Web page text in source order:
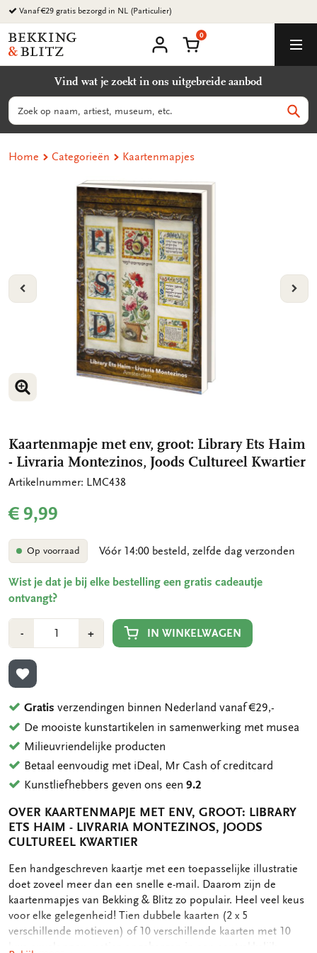
Ga
naar
content
Vanaf €29 gratis bezorgd in NL (Particulier)
Bekking
&
B.V.
account
Winkelmand
0
Vind wat je zoekt in ons uitgebreide aanbod
Zoeken
Home Categorieën Kaartenmapjes
VORIGE
VERGROOT AFBEELDING
VERGROOT AFBEELDING
Kaartenmapje met env, groot: Library Ets Haim
- Livraria Montezinos, Joods Cultureel Kwartier
Artikelnummer: LMC438
€ 9,99
Op voorraad Vóór 14:00 besteld, zelfde dag verzonden
Wist je dat je bij elke bestelling een gratis cadeautje
ontvangt?
-Min
1
+Plus
1
IN WINKELWAGEN
TOEVOEGEN AAN VERLANGLIJST
Gratis verzendingen binnen Nederland vanaf €29,-
De mooiste kunstartikelen in samenwerking met musea
Milieuvriendelijke producten
Betaal eenvoudig met iDeal, Mr Cash of creditcard
Kunstliefhebbers geven ons een9.2
OVER KAARTENMAPJE MET ENV, GROOT: LIBRARY
ETS HAIM - LIVRARIA MONTEZINOS, JOODS
CULTUREEL KWARTIER
OMSCHRIJVING
Een handgeschreven kaartje met een toepasselijke illustratie
doet zoveel meer dan een snelle e-mail. Daarom zijn de
kaartenmapjes van Bekking & Blitz zo populair. Heel veel keus
voor elke gelegenheid! Tien dubbele kaarten (2 x 5
verschillende motieven) of 10 verschillende kaarten met 10